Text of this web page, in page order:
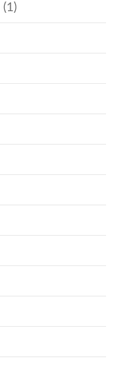
(1)